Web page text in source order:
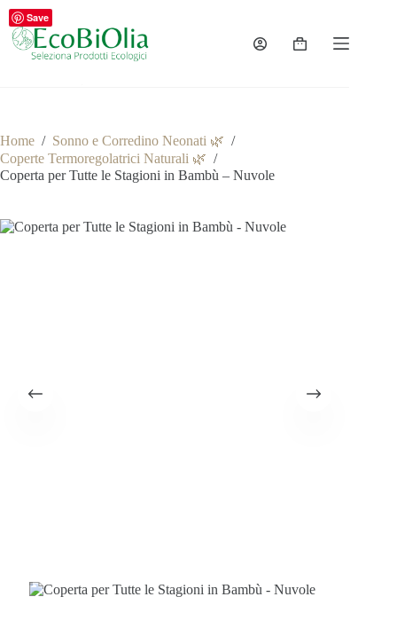
Salta
contenuto
Carrello
Home / Sonno e Corredino Neonati 🌿 /
Coperte Termoregolatrici Naturali 🌿 /
Coperta per Tutte le Stagioni in Bambù – Nuvole
Save